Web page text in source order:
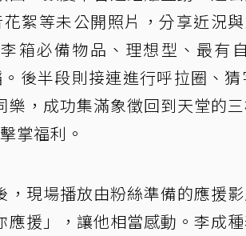
絮等未公開照片，分享近況
箱必備物品、理想型、最有
後半段則接連進行呼拉圈、
樂，成功集滿象徵回到天堂的
掌福利。
，現場播放由粉絲準備的應援
應援」，讓他相當感動。李成